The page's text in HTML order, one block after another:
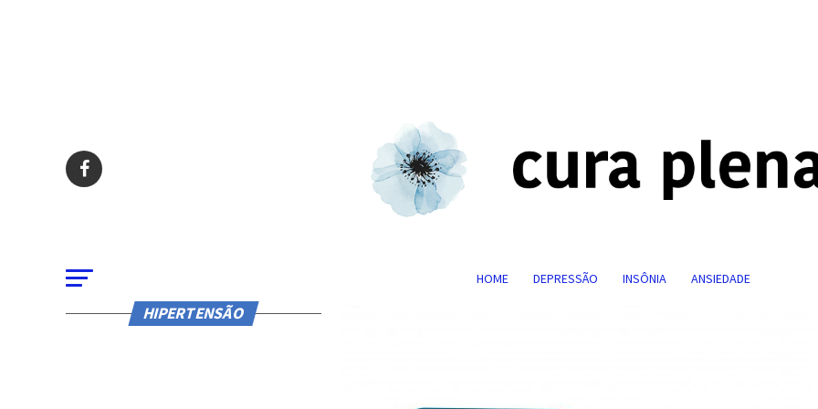
HOME DEPRESSÃO INSÔNIA ANSIEDADE
HIPERTENSÃO